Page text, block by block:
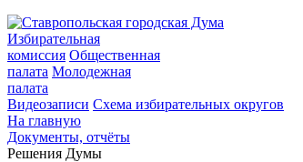
Избирательная
комиссия Общественная
палата Молодежная
палата
Видеозаписи Схема избирательных округов
На главную
Документы, отчёты
Решения Думы